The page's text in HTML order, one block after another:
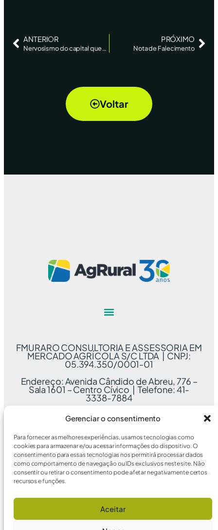
Gerenciar o consentimento
Para fornecer as melhores experiências, usamos tecnologias como
cookies para armazenar e/ou acessar informações do dispositivo. O
consentimento para essas tecnologias nos permitirá processar dados
como comportamento de navegação ou IDs exclusivos neste site. Não
consentir ou retirar o consentimento pode afetar negativamente certos
recursos e funções.
Aceitar
ANTERIOR
Nervosismo do capital que vem de fora agita mercado agrícola – Folja de SP
PRÓXIMO
Nota de Falecimento
Voltar
FMURARO CONSULTORIA E ASSESSORIA EM
MERCADO AGRÍCOLA S/C LTDA | CNPJ:
05.394.350/0001-01
Endereço: Avenida Cândido de Abreu, 776 –
Sala 1601 – Centro Cívico | Telefone: 41-
3338-7884